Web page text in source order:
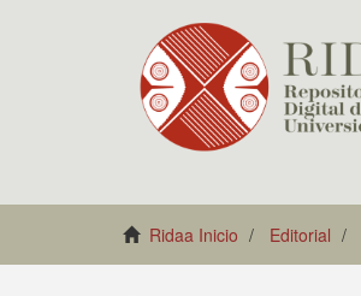
Ridaa Inicio Editorial